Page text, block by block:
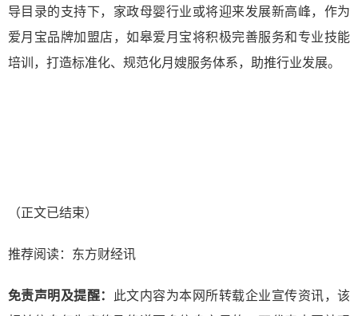
导目录的支持下，家政母婴行业或将迎来发展新高峰，作为
爱月宝品牌加盟店，如皋爱月宝将积极完善服务和专业技能
培训，打造标准化、规范化月嫂服务体系，助推行业发展。
（正文已结束）
推荐阅读： 东方财经讯
免责声明及提醒：
此文内容为本网所转载企业宣传资讯，该